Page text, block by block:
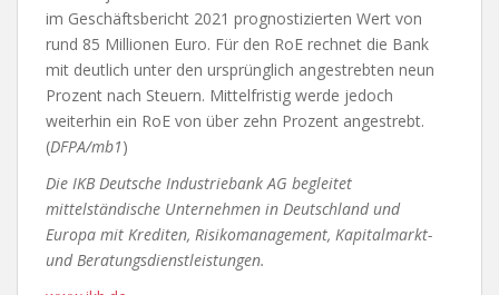
im Geschäftsbericht 2021 prognostizierten Wert von
rund 85 Millionen Euro. Für den RoE rechnet die Bank
mit deutlich unter den ursprünglich angestrebten neun
Prozent nach Steuern. Mittelfristig werde jedoch
weiterhin ein RoE von über zehn Prozent angestrebt.
(DFPA/mb1)
Die IKB Deutsche Industriebank AG begleitet
mittelständische Unternehmen in Deutschland und
Europa mit Krediten, Risikomanagement, Kapitalmarkt-
und Beratungsdienstleistungen.